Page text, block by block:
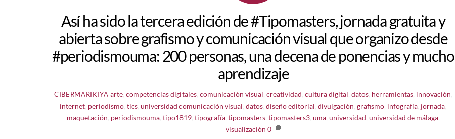
Así ha sido la tercera edición de #Tipomasters, jornada gratuita y
abierta sobre grafismo y comunicación visual que organizo desde
#periodismouma: 200 personas, una decena de ponencias y mucho
aprendizaje
CIBERMARIKIYA arte, competencias digitales, comunicación visual creatividad cultura digital datos, herramientas, innovación
internet periodismo ,tics ,universidad comunicación visual ,datos ,diseño editorial ,divulgación ,grafismo infografía jornada
maquetación periodismouma, tipo1819, tipografía, tipomasters, tipomasters3, uma, universidad universidad de málaga,
visualización 0